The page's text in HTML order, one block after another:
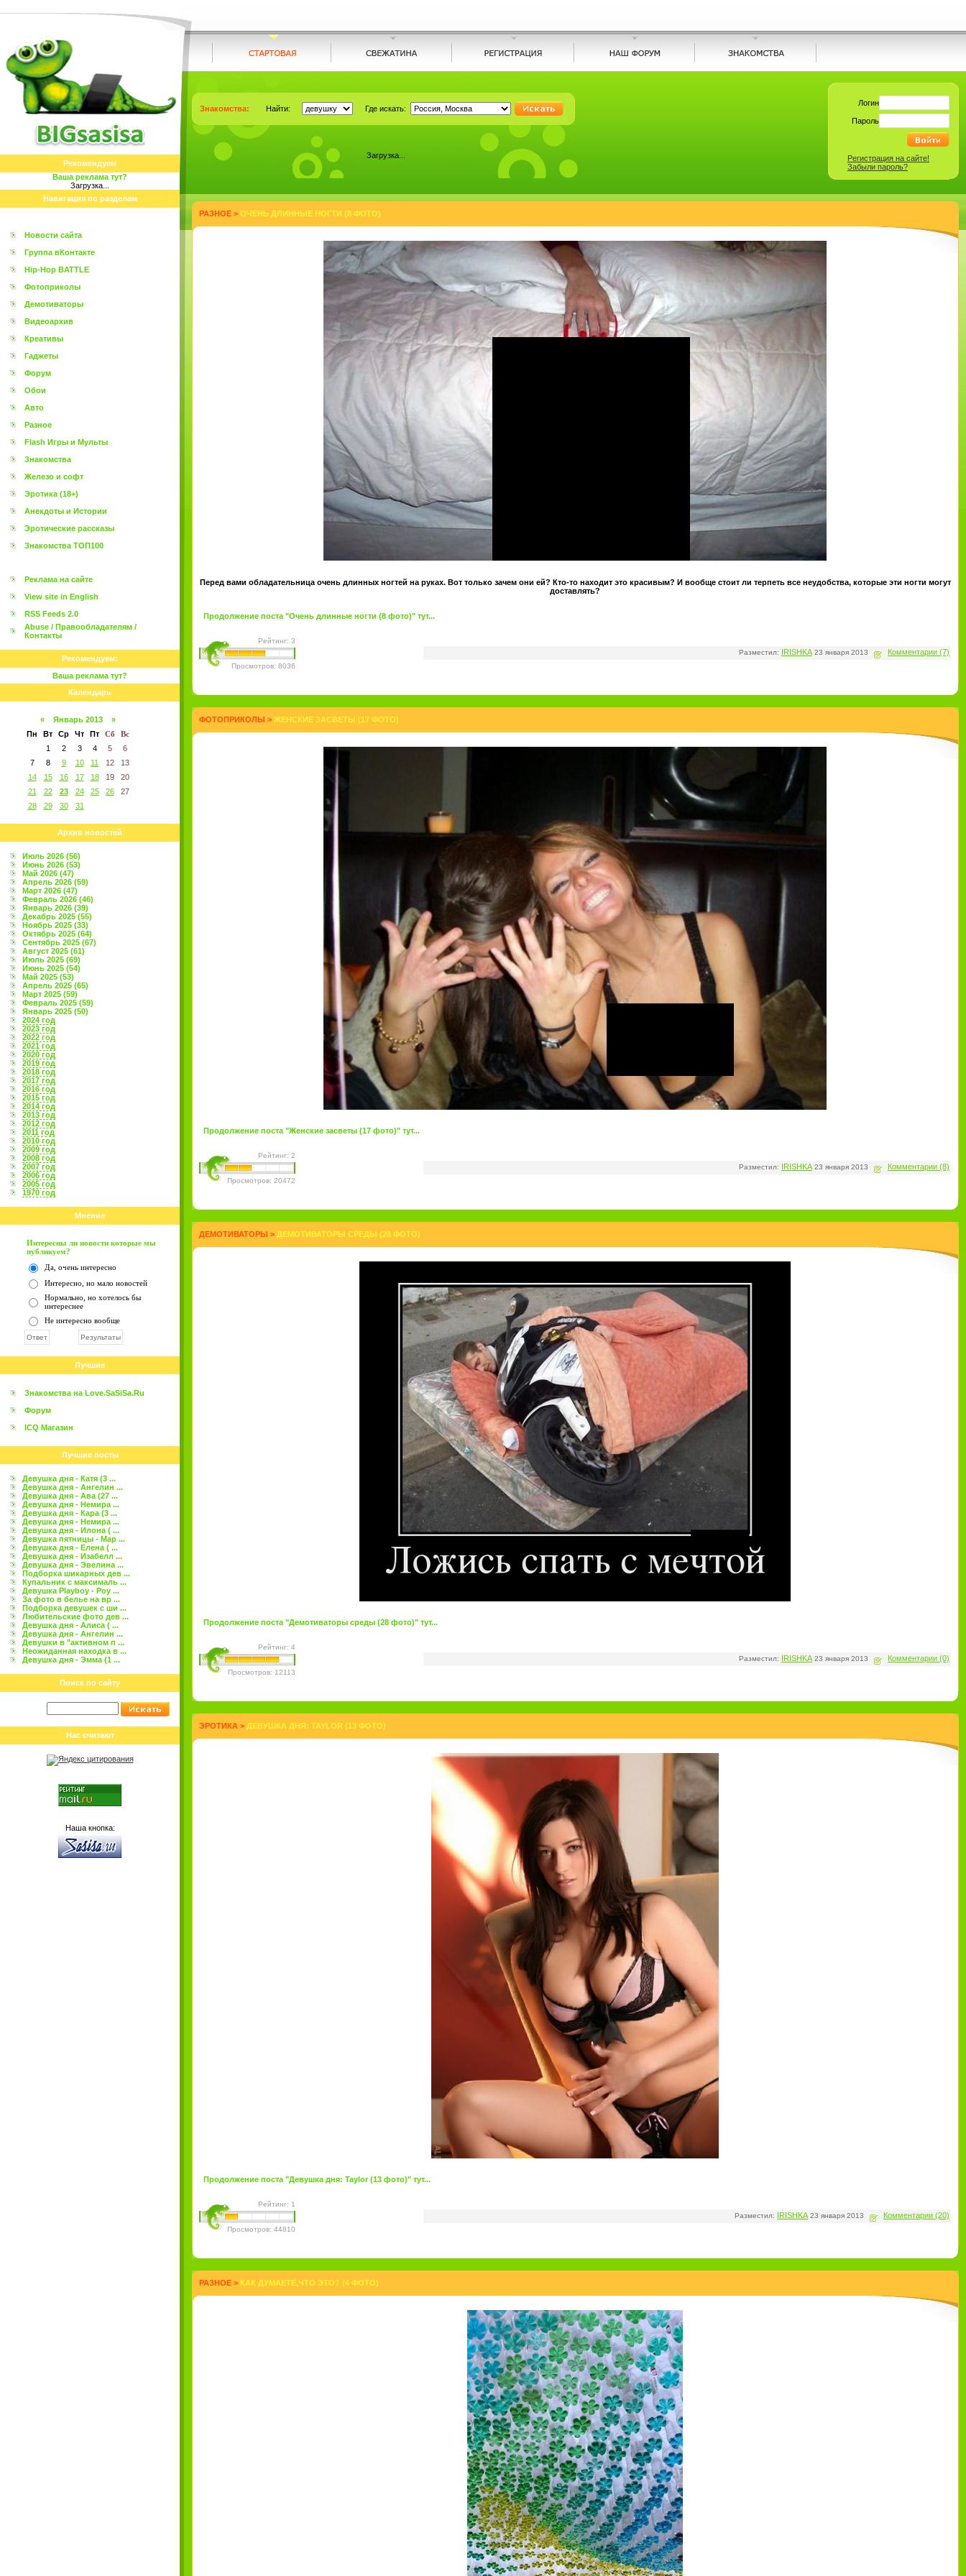
Рекомендуем
Ваша реклама тут?
Загрузка...
Навигация по разделам
Новости сайта
Группа вКонтакте
Hip-Hop BATTLE
Фотоприколы
Демотиваторы
Видеоархив
Креативы
Гаджеты
Форум
Обои
Авто
Разное
Flash Игры и Мульты
Знакомства
Железо и софт
Эротика (18+)
Анекдоты и Истории
Эротические рассказы
Знакомства ТОП100
Реклама на сайте
View site in English
RSS Feeds 2.0
Abuse / Правообладателям /
Контакты
Рекомендуем:
Ваша реклама тут?
Календарь
« Январь 2013
»
Пн
Вт Ср Чт Пт Сб
Вс
1
2 3 4 5
6
7
8 9 10 11 12
13
14
15 16 17 18 19
20
21
22 23 24 25 26
27
28
29 30 31
Архив новостей
Июль 2026 (56)
Июнь 2026 (53)
Май 2026 (47)
Апрель 2026 (59)
Март 2026 (47)
Февраль 2026 (46)
Январь 2026 (39)
Декабрь 2025 (55)
Ноябрь 2025 (33)
Октябрь 2025 (64)
Сентябрь 2025 (67)
Август 2025 (61)
Июль 2025 (69)
Июнь 2025 (54)
Май 2025 (53)
Апрель 2025 (65)
Март 2025 (59)
Февраль 2025 (59)
Январь 2025 (50)
2024 год
2023 год
2022 год
2021 год
2020 год
2019 год
2018 год
2017 год
2016 год
2015 год
2014 год
2013 год
2012 год
2011 год
2010 год
2009 год
2008 год
2007 год
2006 год
2005 год
1970 год
Мнение
Интересны ли новости которые мы
публикуем?
Да, очень интересно
Интересно, но мало новостей
Нормально, но хотелось бы
интереснее
Не интересно вообще
Лучшие
Знакомства на Love.SaSiSa.Ru
Форум
ICQ Магазин
Лучшие посты
Девушка дня - Катя (3 ...
Девушка дня - Ангелин ...
Девушка дня - Ава (27 ...
Девушка дня - Немира ...
Девушка дня - Кара (3 ...
Девушка дня - Немира ...
Девушка дня - Илона ( ...
Девушка пятницы - Мар ...
Девушка дня - Елена ( ...
Девушка дня - Изабелл ...
Девушка дня - Эвелина ...
Подборка шикарных дев ...
Купальник с максималь ...
Девушка Playboy - Роу ...
За фото в белье на вр ...
Подборка девушек с ши ...
Любительские фото дев ...
Девушка дня - Алиса ( ...
Девушка дня - Ангелин ...
Девушки в "активном п ...
Неожиданная находка в ...
Девушка дня - Эмма (1 ...
Поиск по сайту
Нас считают
Наша кнопка:
Знакомства: Найти: Где искать:
Логин
Пароль
Регистрация на сайте!
Забыли пароль?
Загрузка...
РАЗНОЕ > ОЧЕНЬ ДЛИННЫЕ НОГТИ (8 ФОТО)
Перед вами обладательница очень длинных ногтей на руках. Вот только зачем они ей? Кто-то находит это красивым? И вообще стоит ли терпеть все неудобства, которые эти ногти могут
доставлять?
Продолжение поста "Очень длинные ногти (8 фото)" тут...
Рейтинг: 3
Просмотров: 8036
Разместил: IRISHKA 23 января 2013 Комментарии (7)
ФОТОПРИКОЛЫ > ЖЕНСКИЕ ЗАСВЕТЫ (17 ФОТО)
Продолжение поста "Женские засветы (17 фото)" тут...
Рейтинг: 2
Просмотров: 20472
Разместил: IRISHKA 23 января 2013 Комментарии (8)
ДЕМОТИВАТОРЫ > ДЕМОТИВАТОРЫ СРЕДЫ (28 ФОТО)
Продолжение поста "Демотиваторы среды (28 фото)" тут...
Рейтинг: 4
Просмотров: 12113
Разместил: IRISHKA 23 января 2013 Комментарии (0)
ЭРОТИКА > ДЕВУШКА ДНЯ: TAYLOR (13 ФОТО)
Продолжение поста "Девушка дня: Taylor (13 фото)" тут...
Рейтинг: 1
Просмотров: 44810
Разместил: IRISHKA 23 января 2013 Комментарии (20)
РАЗНОЕ > КАК ДУМАЕТЕ,ЧТО ЭТО? (4 ФОТО)